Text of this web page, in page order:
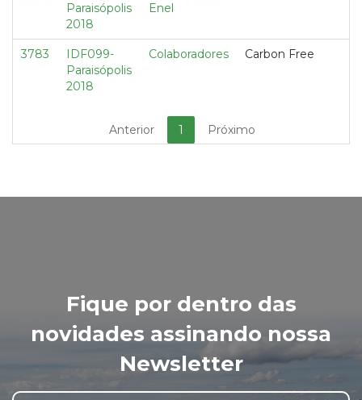
Paraisópolis
2018
Enel
3783
IDF099-
Paraisópolis
2018
Colaboradores Carbon Free
Anterior 1 Próximo
Fique por dentro das
novidades assinando nossa
Newsletter